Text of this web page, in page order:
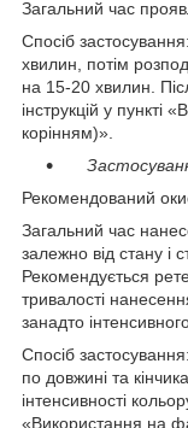
Загальний час
Спосіб
хвилин, потім
на 15-20 хвилин.
інструкцій у
корінням)».
Рекомендований
Загальний час
залежно від стану і
Рекомендується
тривалості
занадто
Спосіб
по довжині та
інтенсивності
«Використання на